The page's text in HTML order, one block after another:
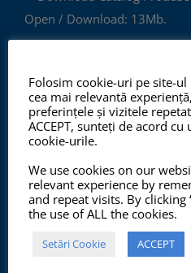
Open / Download: 13Mb.
COPYRIGHT
TOATE imaginile și textele
privată și NU este permisă
folosirea în scopuri
modificarea, distorsionarea
"crearea de opere derivate"
ChemSol Group SRL. Pentru
neplăceri cauzate de
Folosim cookie-uri pe site-
cea mai relevantă
preferințele și vizitele
ACCEPT, sunteți de acord
cookie-urile.
We use cookies on our
relevant experience by
and repeat visits. By clicking
the use of ALL the cookies.
Setări Cookie ACCEPT